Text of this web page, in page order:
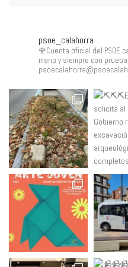
psoe_calahorra
🌹Cuenta oficial del PSOE
mano y siempre con